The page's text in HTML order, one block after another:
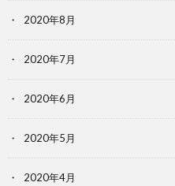
2020年8月
2020年7月
2020年6月
2020年5月
2020年4月